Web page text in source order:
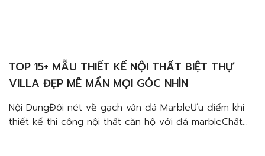
TOP 15+ MẪU THIẾT KẾ NỘI THẤT BIỆT THỰ
VILLA ĐẸP MÊ MẨN MỌI GÓC NHÌN
Nội DungĐôi nét về gạch vân đá MarbleƯu điểm khi
thiết kế thi công nội thất căn hộ với đá marbleChất